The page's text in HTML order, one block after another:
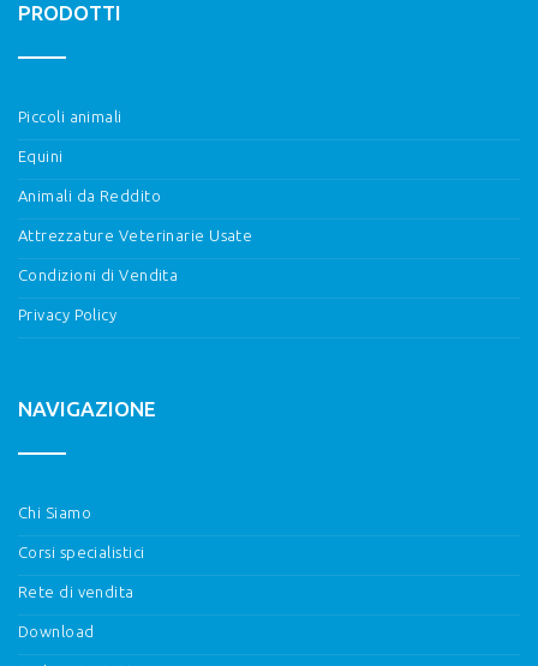
PRODOTTI
Piccoli animali
Equini
Animali da Reddito
Attrezzature Veterinarie Usate
Condizioni di Vendita
Privacy Policy
NAVIGAZIONE
Chi Siamo
Corsi specialistici
Rete di vendita
Download